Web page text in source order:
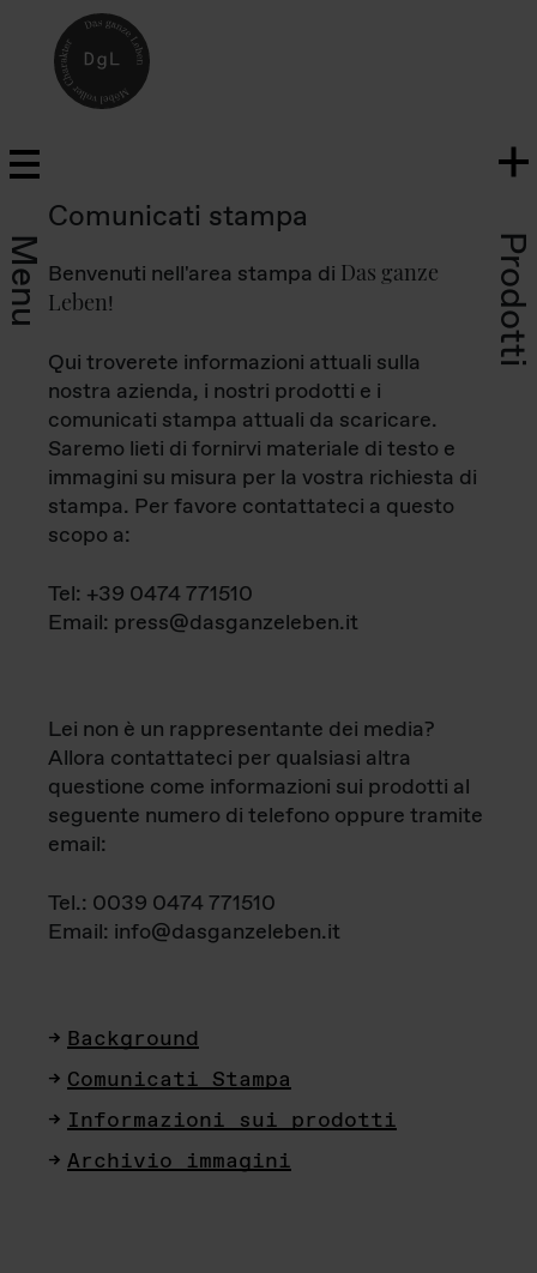
Menu Prodotti
Comunicati stampa
Benvenuti nell'area stampa di Das ganze
Leben!
Qui troverete informazioni attuali sulla
nostra azienda, i nostri prodotti e i
comunicati stampa attuali da scaricare.
Saremo lieti di fornirvi materiale di testo e
immagini su misura per la vostra richiesta di
stampa. Per favore contattateci a questo
scopo a:
Tel: +39 0474 771510
Email: press@dasganzeleben.it
Lei non è un rappresentante dei media?
Allora contattateci per qualsiasi altra
questione come informazioni sui prodotti al
seguente numero di telefono oppure tramite
email:
Tel.: 0039 0474 771510
Email: info@dasganzeleben.it
Background
Comunicati Stampa
Informazioni sui prodotti
Archivio immagini